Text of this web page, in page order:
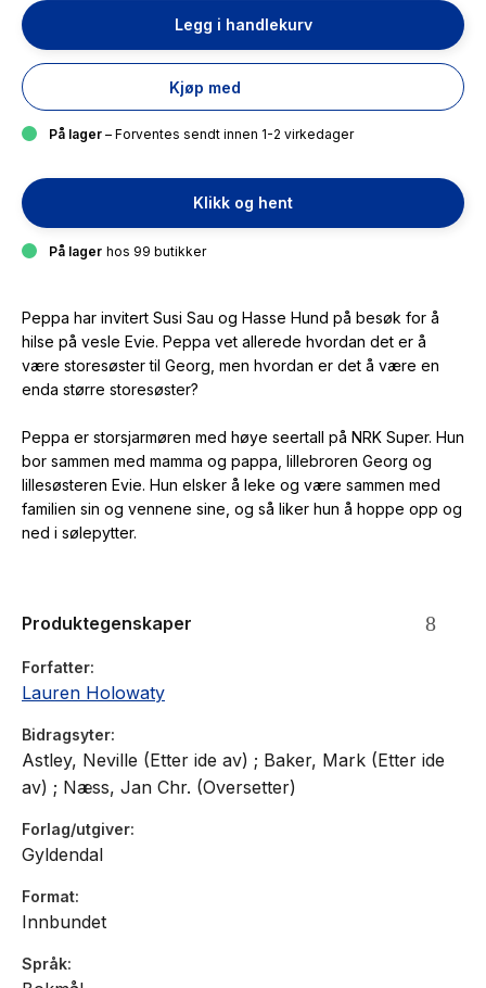
Legg i handlekurv
Kjøp med
På lager – Forventes sendt innen 1-2 virkedager
Klikk og hent
På lager hos 99 butikker
Peppa har invitert Susi Sau og Hasse Hund på besøk for å
hilse på vesle Evie. Peppa vet allerede hvordan det er å
være storesøster til Georg, men hvordan er det å være en
enda større storesøster?
Peppa er storsjarmøren med høye seertall på NRK Super. Hun
bor sammen med mamma og pappa, lillebroren Georg og
lillesøsteren Evie. Hun elsker å leke og være sammen med
familien sin og vennene sine, og så liker hun å hoppe opp og
ned i sølepytter.
Produktegenskaper
Forfatter
Lauren Holowaty
Bidragsyter
Astley, Neville (Etter ide av) ; Baker, Mark (Etter ide
av) ; Næss, Jan Chr. (Oversetter)
Forlag/utgiver
Gyldendal
Format
Innbundet
Språk